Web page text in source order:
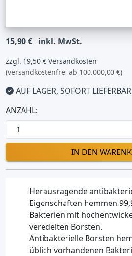
15,90 € inkl. MwSt.
zzgl. 19,50 € Versandkosten
(versandkostenfrei ab 100.000,00 €)
AUF LAGER, SOFORT LIEFERBAR
ANZAHL:
IN DEN
Herausragende
Eigenschaften hemmen
Bakterien mit
veredelten Borsten.
Antibakterielle Borsten
üblich vorhandenen